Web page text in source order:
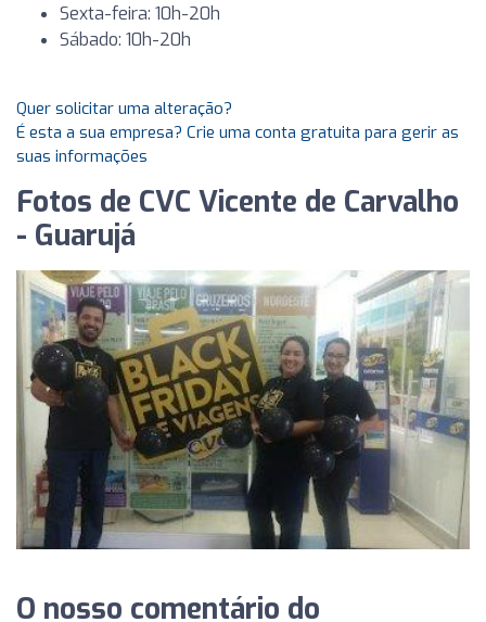
Sexta-feira: 10h-20h
Sábado: 10h-20h
Quer solicitar uma alteração?
É esta a sua empresa? Crie uma conta gratuita para gerir as
suas informações
Fotos de CVC Vicente de Carvalho
- Guarujá
O nosso comentário do